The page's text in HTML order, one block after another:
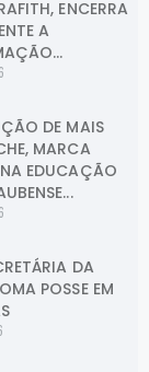
ENCERRA
A
DE MAIS
MARCA
EDUCAÇÃO
DA
POSSE EM